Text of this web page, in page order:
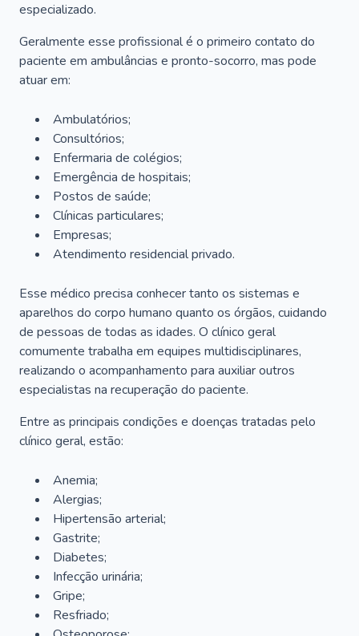
especializado.
Geralmente esse profissional é o primeiro contato do
paciente em ambulâncias e pronto-socorro, mas pode
atuar em:
Ambulatórios;
Consultórios;
Enfermaria de colégios;
Emergência de hospitais;
Postos de saúde;
Clínicas particulares;
Empresas;
Atendimento residencial privado.
Esse médico precisa conhecer tanto os sistemas e
aparelhos do corpo humano quanto os órgãos, cuidando
de pessoas de todas as idades. O clínico geral
comumente trabalha em equipes multidisciplinares,
realizando o acompanhamento para auxiliar outros
especialistas na recuperação do paciente.
Entre as principais condições e doenças tratadas pelo
clínico geral, estão:
Anemia;
Alergias;
Hipertensão arterial;
Gastrite;
Diabetes;
Infecção urinária;
Gripe;
Resfriado;